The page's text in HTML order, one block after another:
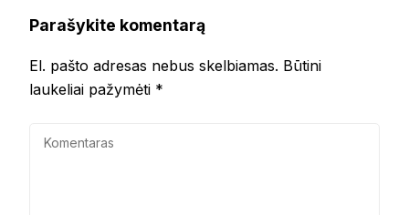
Parašykite komentarą
El. pašto adresas nebus skelbiamas. Būtini
laukeliai pažymėti *